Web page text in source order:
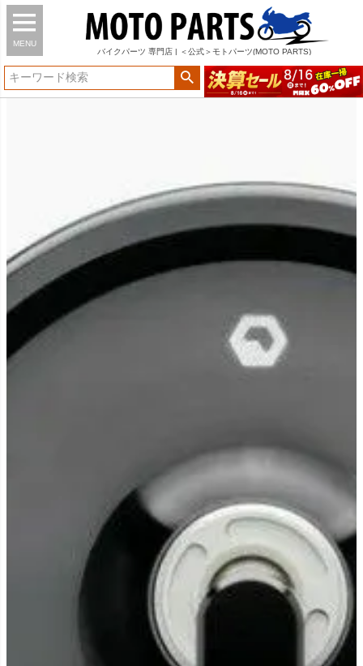
MENU
バイク パーツ 専門店 | ＜公式＞モトパーツ(MOTO PARTS)